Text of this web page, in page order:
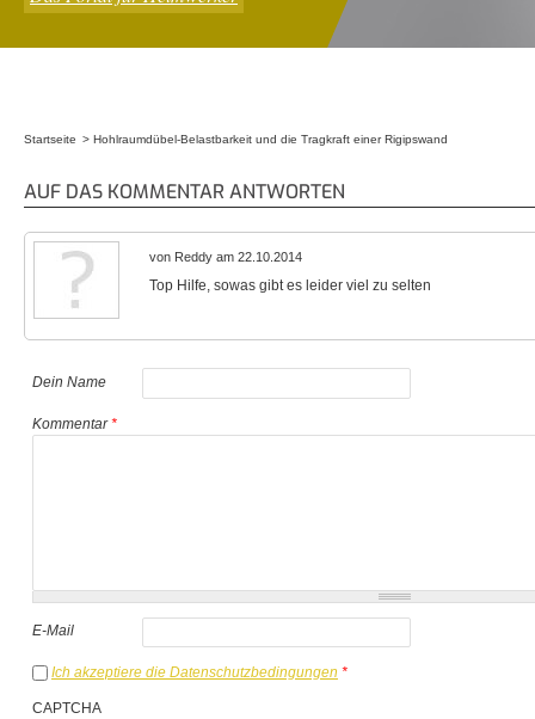
Startseite Hohlraumdübel-Belastbarkeit und die Tragkraft einer Rigipswand
AUF DAS KOMMENTAR ANTWORTEN
von Reddy am 22.10.2014
Top Hilfe, sowas gibt es leider viel zu selten
Dein Name
Kommentar*
E-Mail
Ich akzeptiere die Datenschutzbedingungen *
CAPTCHA